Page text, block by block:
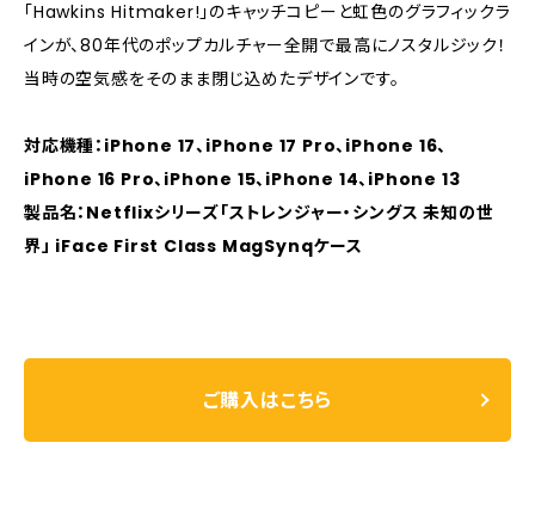
「Hawkins Hitmaker!」のキャッチコピーと虹色のグラフィックラ
インが、80年代のポップカルチャー全開で最高にノスタルジック！
当時の空気感をそのまま閉じ込めたデザインです。
対応機種：iPhone 17、iPhone 17 Pro、iPhone 16、
iPhone 16 Pro、iPhone 15、iPhone 14、iPhone 13
製品名：Netflixシリーズ「ストレンジャー・シングス 未知の世
界」 iFace First Class MagSynqケース
ご購入はこちら